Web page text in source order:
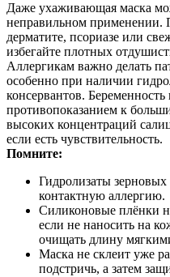
Даже ухаживающая маска
неправильном применении.
дерматите, псориазе или
избегайте плотных
Аллергикам важно делать
особенно при наличии
консервантов.
противопоказанием к
высоких концентраций
если есть чувствительность.
Помните:
Гидролизаты
контактную аллергию.
Силиконовые плёнки
если не наносить на
очищать длину
Маска не склеит уже
подстричь, а затем